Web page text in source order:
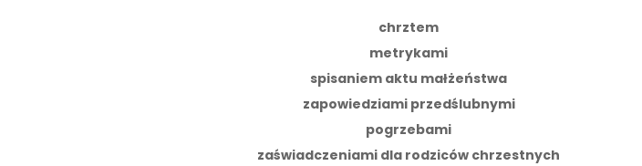
chrztem
metrykami
spisaniem aktu małżeństwa
zapowiedziami przedślubnymi
pogrzebami
zaświadczeniami dla rodziców chrzestnych